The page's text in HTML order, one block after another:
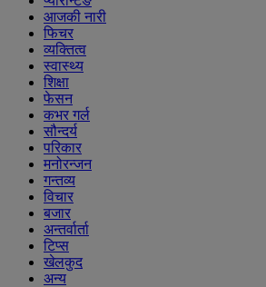
आजकी नारी
फिचर
व्यक्तित्व
स्वास्थ्य
शिक्षा
फेसन
कभर गर्ल
सौन्दर्य
परिकार
मनोरन्जन
गन्तव्य
विचार
बजार
अन्तर्वार्ता
टिप्स
खेलकुद
अन्य